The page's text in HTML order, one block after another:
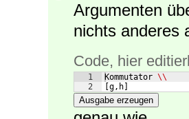
Argumenten
nichts anderes
Code, hier
1
2
Kommutator \\
g,h
Ausgabe erzeugen